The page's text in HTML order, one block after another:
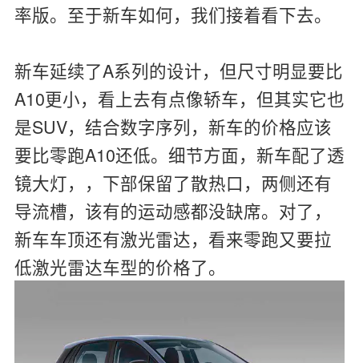
率版。至于新车如何，我们接着看下去。
新车延续了A系列的设计，但尺寸明显要比
A10更小，看上去有点像轿车，但其实它也
是SUV，结合数字序列，新车的价格应该
要比零跑A10还低。细节方面，新车配了透
镜大灯，，下部保留了散热口，两侧还有
导流槽，该有的运动感都没缺席。对了，
新车车顶还有激光雷达，看来零跑又要拉
低激光雷达车型的价格了。